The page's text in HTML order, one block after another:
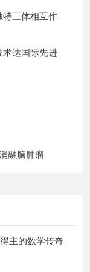
特三体相互作
术达国际先进
融脑肿瘤
展示
主的数学传奇